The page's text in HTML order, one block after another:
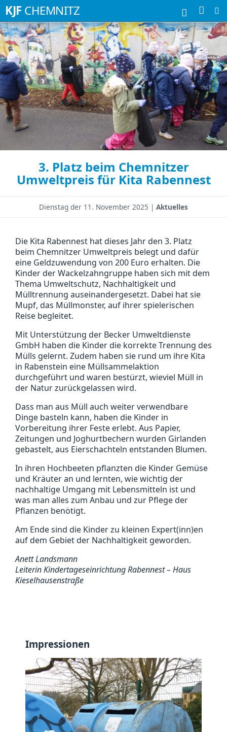
KJF CHEMNITZ Suchbegriffe
3. Platz beim Chemnitzer
Umweltpreis für Kita Rabennest
Dienstag der 11. November 2025 | Aktuelles
Die Kita Rabennest hat dieses Jahr den 3. Platz
beim Chemnitzer Umweltpreis belegt und dafür
eine Geldzuwendung von 200 Euro erhalten. Die
Kinder der Wackelzahngruppe haben sich mit dem
Thema Umweltschutz, Nachhaltigkeit und
Mülltrennung auseinandergesetzt. Dabei hat sie
Mupf, das Müllmonster, auf ihrer spielerischen
Reise begleitet.
Mit Unterstützung der Becker Umweltdienste
GmbH haben die Kinder die korrekte Trennung des
Mülls gelernt. Zudem haben sie rund um ihre Kita
in Rabenstein eine Müllsammelaktion
durchgeführt und waren bestürzt, wieviel Müll in
der Natur zurückgelassen wird.
Dass man aus Müll auch weiter verwendbare
Dinge basteln kann, haben die Kinder in
Vorbereitung ihrer Feste erlebt. Aus Papier,
Zeitungen und Joghurtbechern wurden Girlanden
gebastelt, aus Eierschachteln entstanden Blumen.
In ihren Hochbeeten pflanzten die Kinder Gemüse
und Kräuter an und lernten, wie wichtig der
nachhaltige Umgang mit Lebensmitteln ist und
was man alles zum Anbau und zur Pflege der
Pflanzen benötigt.
Am Ende sind die Kinder zu kleinen Expert(inn)en
auf dem Gebiet der Nachhaltigkeit geworden.
Anett Landsmann
Leiterin Kindertageseinrichtung Rabennest – Haus
Kieselhausenstraße
Impressionen